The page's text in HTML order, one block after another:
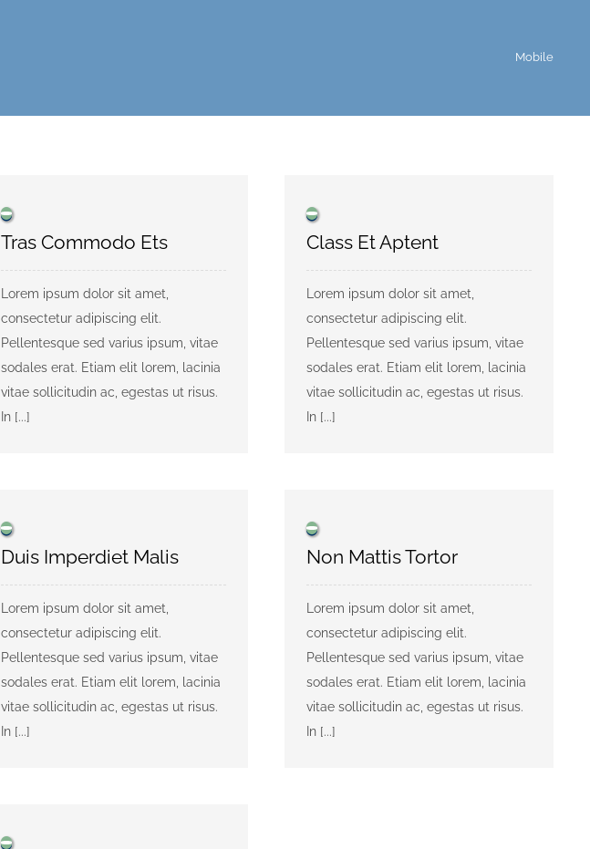
Mobile
Tras Commodo Ets
Lorem ipsum dolor sit amet,
consectetur adipiscing elit.
Pellentesque sed varius ipsum, vitae
sodales erat. Etiam elit lorem, lacinia
vitae sollicitudin ac, egestas ut risus.
In [...]
Class Et Aptent
Lorem ipsum dolor sit amet,
consectetur adipiscing elit.
Pellentesque sed varius ipsum, vitae
sodales erat. Etiam elit lorem, lacinia
vitae sollicitudin ac, egestas ut risus.
In [...]
Duis Imperdiet Malis
Lorem ipsum dolor sit amet,
consectetur adipiscing elit.
Pellentesque sed varius ipsum, vitae
sodales erat. Etiam elit lorem, lacinia
vitae sollicitudin ac, egestas ut risus.
In [...]
Non Mattis Tortor
Lorem ipsum dolor sit amet,
consectetur adipiscing elit.
Pellentesque sed varius ipsum, vitae
sodales erat. Etiam elit lorem, lacinia
vitae sollicitudin ac, egestas ut risus.
In [...]